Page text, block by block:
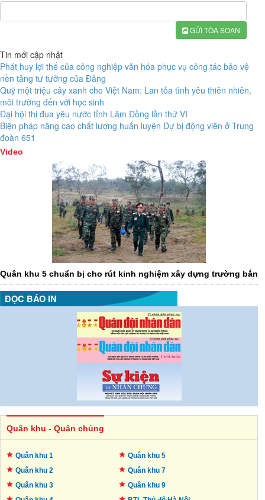
GỬI TÒA SOẠN
Tin mới cập nhật
Phát huy lợi thế của công nghiệp văn hóa phục vụ công tác bảo vệ
nền tảng tư tưởng của Đảng
Quỹ một triệu cây xanh cho Việt Nam: Lan tỏa tình yêu thiên nhiên,
môi trường đến với học sinh
Đại hội thi đua yêu nước tỉnh Lâm Đồng lần thứ VI
Biện pháp nâng cao chất lượng huấn luyện Dự bị động viên ở Trung
đoàn 651
Video
Quân khu 5 chuẩn bị cho rút kinh nghiệm xây dựng trường bắn
ĐỌC BÁO IN
Quân khu - Quân chủng
Quân khu 1
Quân khu 2
Quân khu 3
Quân khu 5
Quân khu 7
Quân khu 9